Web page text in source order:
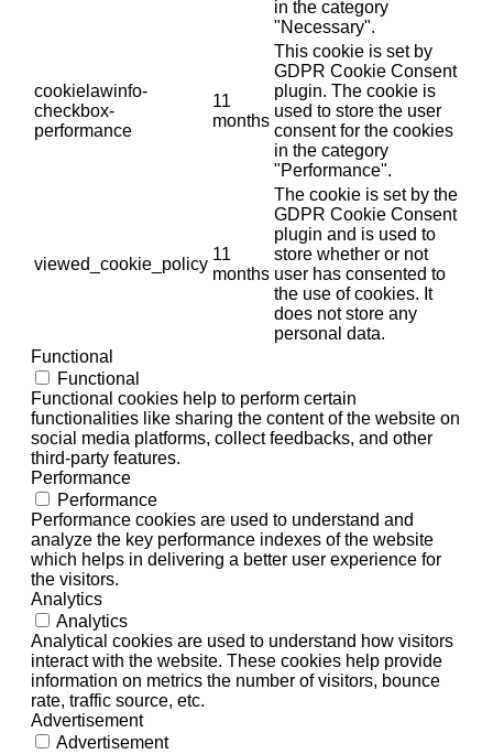
in the category
"Necessary".
cookielawinfo-
checkbox-
performance
11
months
This cookie is set by
GDPR Cookie Consent
plugin. The cookie is
used to store the user
consent for the cookies
in the category
"Performance".
viewed_cookie_policy
11
months
The cookie is set by the
GDPR Cookie Consent
plugin and is used to
store whether or not
user has consented to
the use of cookies. It
does not store any
personal data.
Functional
Functional
Functional cookies help to perform certain
functionalities like sharing the content of the website on
social media platforms, collect feedbacks, and other
third-party features.
Performance
Performance
Performance cookies are used to understand and
analyze the key performance indexes of the website
which helps in delivering a better user experience for
the visitors.
Analytics
Analytics
Analytical cookies are used to understand how visitors
interact with the website. These cookies help provide
information on metrics the number of visitors, bounce
rate, traffic source, etc.
Advertisement
Advertisement